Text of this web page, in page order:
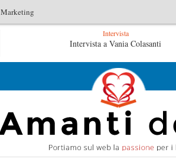
Marketing
L’arte di uno storico – Emilio Gentile
Intervista
Intervista a Vania Colasanti